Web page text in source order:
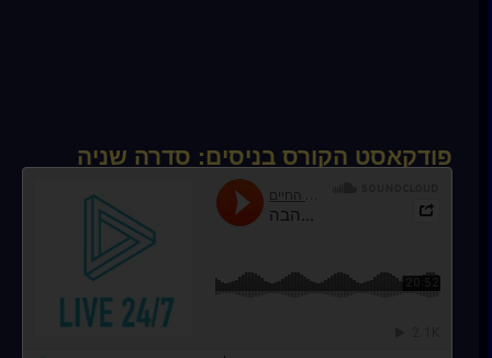
פודקאסט הקורס בניסים: סדרה שניה